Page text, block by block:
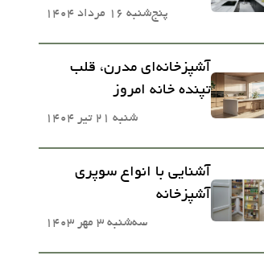
پنج‌شنبه 16 مرداد 1404
آشپزخانه‌ای مدرن، قلب
تپنده خانه امروز
شنبه 21 تیر 1404
آشنایی با انواع سوپری
آشپزخانه
سه‌شنبه 3 مهر 1403